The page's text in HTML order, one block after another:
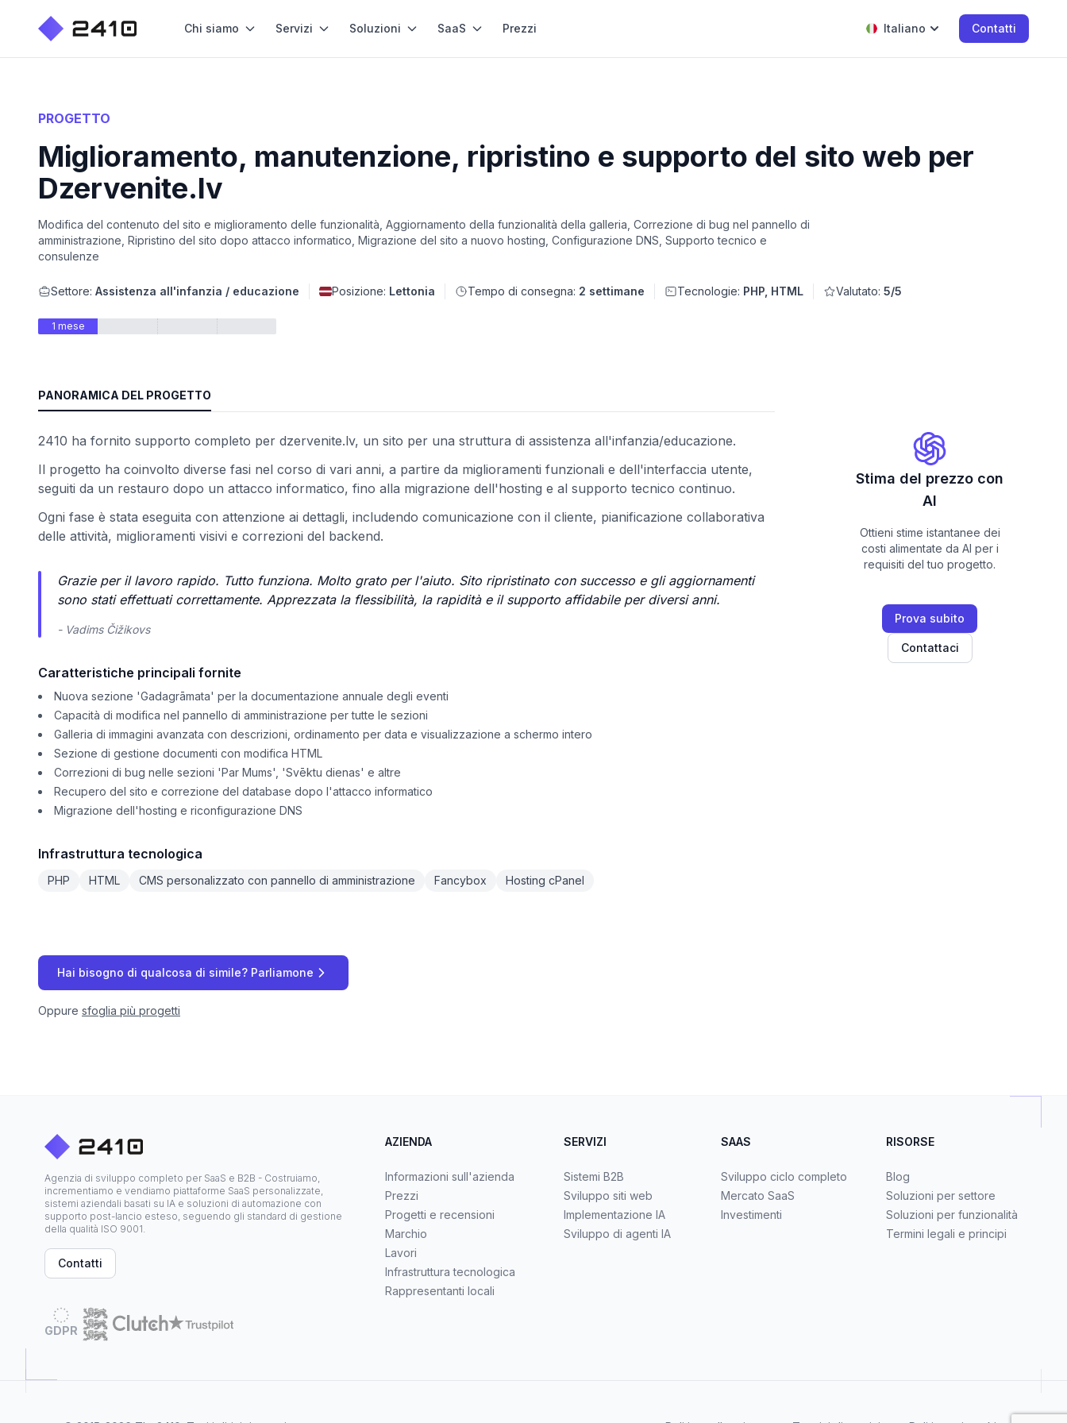
Chi siamo Servizi Soluzioni SaaS Prezzi Italiano Contatti
PROGETTO
Miglioramento, manutenzione, ripristino e supporto del sito web per
Dzervenite.lv
Modifica del contenuto del sito e miglioramento delle funzionalità, Aggiornamento della funzionalità della galleria, Correzione di bug nel pannello di
amministrazione, Ripristino del sito dopo attacco informatico, Migrazione del sito a nuovo hosting, Configurazione DNS, Supporto tecnico e
consulenze
Settore: Assistenza all'infanzia / educazione Posizione: Lettonia Tempo di consegna: 2 settimane Tecnologie: PHP, HTML Valutato: 5/5
1 mese
PANORAMICA DEL PROGETTO
2410 ha fornito supporto completo per dzervenite.lv, un sito per una struttura di assistenza all'infanzia/educazione.
Il progetto ha coinvolto diverse fasi nel corso di vari anni, a partire da miglioramenti funzionali e dell'interfaccia utente,
seguiti da un restauro dopo un attacco informatico, fino alla migrazione dell'hosting e al supporto tecnico continuo.
Ogni fase è stata eseguita con attenzione ai dettagli, includendo comunicazione con il cliente, pianificazione collaborativa
delle attività, miglioramenti visivi e correzioni del backend.
Grazie per il lavoro rapido. Tutto funziona. Molto grato per l'aiuto. Sito ripristinato con successo e gli aggiornamenti
sono stati effettuati correttamente. Apprezzata la flessibilità, la rapidità e il supporto affidabile per diversi anni.
- Vadims Čižikovs
Caratteristiche principali fornite
Nuova sezione 'Gadagrāmata' per la documentazione annuale degli eventi
Capacità di modifica nel pannello di amministrazione per tutte le sezioni
Galleria di immagini avanzata con descrizioni, ordinamento per data e visualizzazione a schermo intero
Sezione di gestione documenti con modifica HTML
Correzioni di bug nelle sezioni 'Par Mums', 'Svēktu dienas' e altre
Recupero del sito e correzione del database dopo l'attacco informatico
Migrazione dell'hosting e riconfigurazione DNS
Infrastruttura tecnologica
PHP HTML CMS personalizzato con pannello di amministrazione Fancybox Hosting cPanel
Stima del prezzo con
AI
Ottieni stime istantanee dei
costi alimentate da AI per i
requisiti del tuo progetto.
Prova subito
Contattaci
Hai bisogno di qualcosa di simile? Parliamone
Oppure sfoglia più progetti
Agenzia di sviluppo completo per SaaS e B2B - Costruiamo,
incrementiamo e vendiamo piattaforme SaaS personalizzate,
sistemi aziendali basati su IA e soluzioni di automazione con
supporto post-lancio esteso, seguendo gli standard di gestione
della qualità ISO 9001.
Contatti
GDPR
AZIENDA
Informazioni sull'azienda
Prezzi
Progetti e recensioni
Marchio
Lavori
Infrastruttura tecnologica
Rappresentanti locali
SERVIZI
Sistemi B2B
Sviluppo siti web
Implementazione IA
Sviluppo di agenti IA
SAAS
Sviluppo ciclo completo
Mercato SaaS
Investimenti
RISORSE
Blog
Soluzioni per settore
Soluzioni per funzionalità
Termini legali e principi